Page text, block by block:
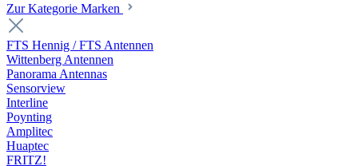
Zur Kategorie Marken
FTS Hennig / FTS Antennen
Wittenberg Antennen
Panorama Antennas
Sensorview
Interline
Poynting
Amplitec
Huaptec
FRITZ!